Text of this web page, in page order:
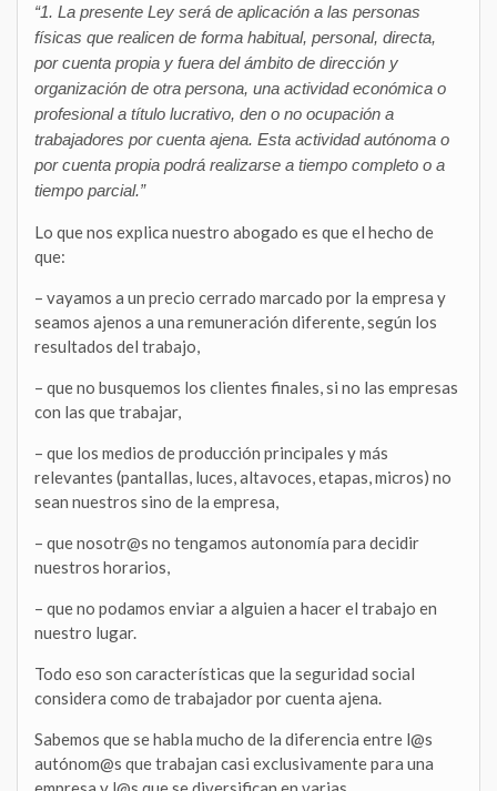
“1. La presente Ley será de aplicación a las personas
físicas que realicen de forma habitual, personal, directa,
por cuenta propia y fuera del ámbito de dirección y
organización de otra persona, una actividad económica o
profesional a título lucrativo, den o no ocupación a
trabajadores por cuenta ajena. Esta actividad autónoma o
por cuenta propia podrá realizarse a tiempo completo o a
tiempo parcial.”
Lo que nos explica nuestro abogado es que el hecho de
que:
– vayamos a un precio cerrado marcado por la empresa y
seamos ajenos a una remuneración diferente, según los
resultados del trabajo,
– que no busquemos los clientes finales, si no las empresas
con las que trabajar,
– que los medios de producción principales y más
relevantes (pantallas, luces, altavoces, etapas, micros) no
sean nuestros sino de la empresa,
– que nosotr@s no tengamos autonomía para decidir
nuestros horarios,
– que no podamos enviar a alguien a hacer el trabajo en
nuestro lugar.
Todo eso son características que la seguridad social
considera como de trabajador por cuenta ajena.
Sabemos que se habla mucho de la diferencia entre l@s
autónom@s que trabajan casi exclusivamente para una